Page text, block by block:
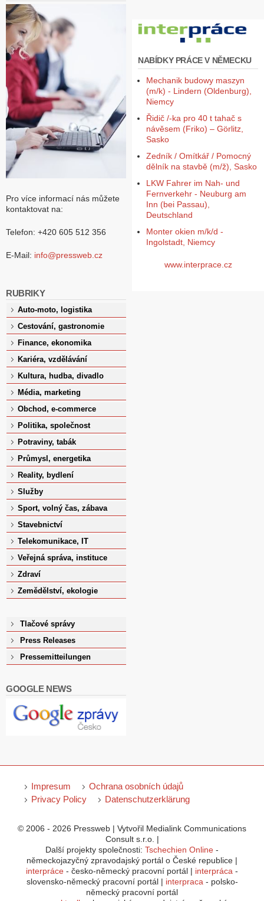
Pro více informací nás můžete
kontaktovat na:
Telefon: +420 605 512 356
E-Mail: info@pressweb.cz
RUBRIKY
Auto-moto, logistika
Cestování, gastronomie
Finance, ekonomika
Kariéra, vzdělávání
Kultura, hudba, divadlo
Média, marketing
Obchod, e-commerce
Politika, společnost
Potraviny, tabák
Průmysl, energetika
Reality, bydlení
Služby
Sport, volný čas, zábava
Stavebnictví
Telekomunikace, IT
Veřejná správa, instituce
Zdraví
Zemědělství, ekologie
Tlačové správy
Press Releases
Pressemitteilungen
GOOGLE NEWS
NABÍDKY PRÁCE V NĚMECKU
Mechanik budowy maszyn
(m/k) - Lindern (Oldenburg),
Niemcy
Řidič /-ka pro 40 t tahač s
návěsem (Friko) – Görlitz,
Sasko
Zedník / Omítkář / Pomocný
dělník na stavbě (m/ž), Sasko
LKW Fahrer im Nah- und
Fernverkehr - Neuburg am
Inn (bei Passau),
Deutschland
Monter okien m/k/d -
Ingolstadt, Niemcy
www.interprace.cz
Impresum
Ochrana osobních údajů
Privacy Policy
Datenschutzerklärung
© 2006 - 2026 Pressweb | Vytvořil Medialink Communications
Consult s.r.o. |
Další projekty společnosti: Tschechien Online -
německojazyčný zpravodajský portál o České republice |
interpráce - česko-německý pracovní portál | interpráca -
slovensko-německý pracovní portál | interpraca - polsko-
německý pracovní portál